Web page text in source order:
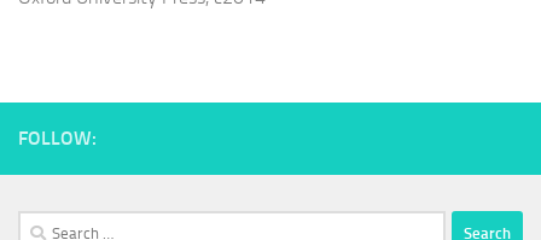
FOLLOW:
Search